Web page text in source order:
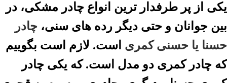
یکی از پر طرفدار ترین انواع چادر مشکی، در
بین جوانان و حتی دیگر رده های سنی، چادر
حسنا یا حسنی کمری است. لازم است بگوییم
که چادر کمری دو مدل است. که یکی چادر